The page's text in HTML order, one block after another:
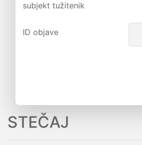
subjekt tužitenik
ID objave
STEČAJ